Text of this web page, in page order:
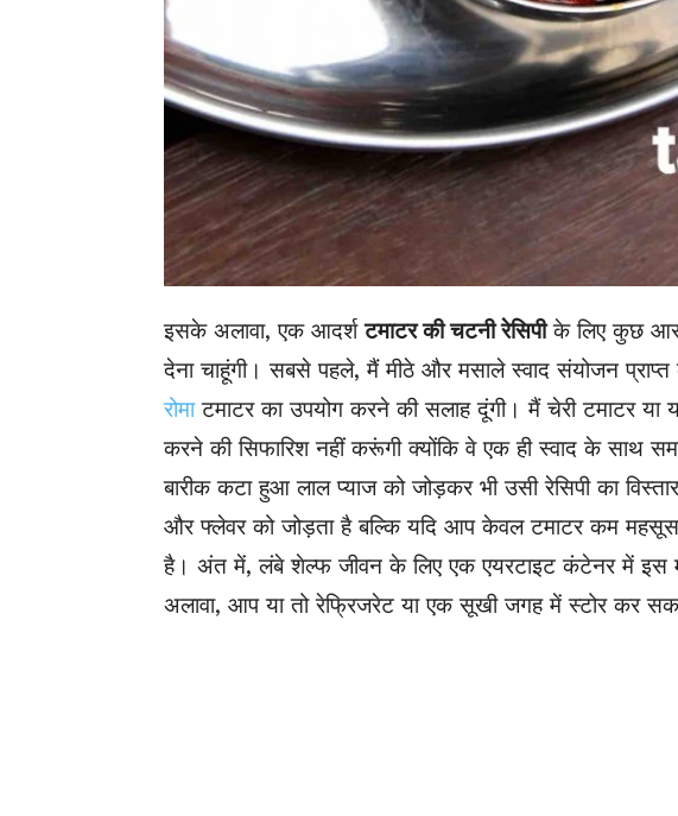
इसके अलावा, एक आदर्शटमाटर की चटनीरेसिपीके लिए कुछ
देना चाहूंगी। सबसे पहले, मैं मीठे और मसाले स्वाद संयोजन
रोमाटमाटर का उपयोग करने की सलाह दूंगी। मैं चेरी टमाटर या
करने की सिफारिश नहीं करूंगी क्योंकि वे एक ही स्वाद के साथ
बारीक कटा हुआ लाल प्याज को जोड़कर भी उसी रेसिपी का
और फ्लेवर को जोड़ता है बल्कि यदि आप केवल टमाटर कम महसूस
है। अंत में, लंबे शेल्फ जीवन के लिए एक एयरटाइट कंटेनर में इस
अलावा, आप या तो रेफ्रिजरेट या एक सूखी जगह में स्टोर कर